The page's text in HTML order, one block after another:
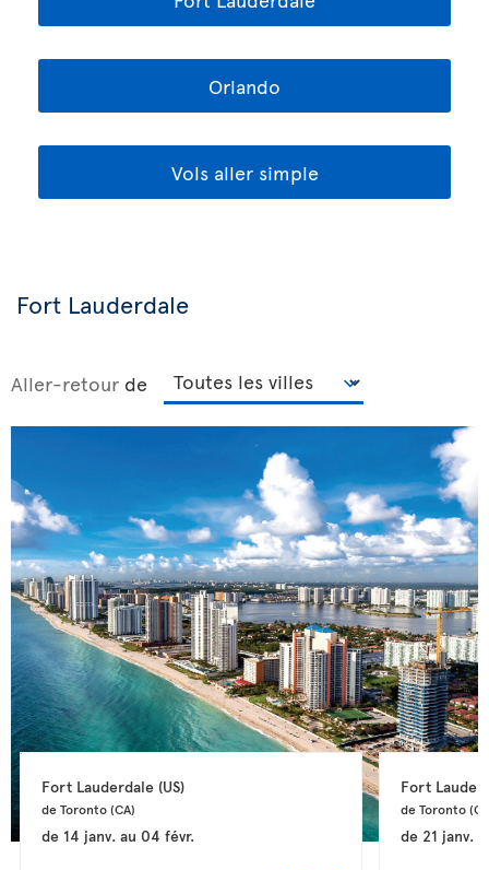
Orlando
Vols aller simple
Fort Lauderdale
Aller-retour de
Fort Lauderdale (US)
de Toronto (CA)
de 14 janv.au 04 févr.
Fort
de Toronto
de 21 janv.